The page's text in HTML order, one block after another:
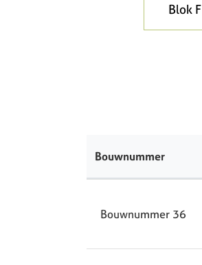
Blok F
Bouwnummer
Bouwnummer 36